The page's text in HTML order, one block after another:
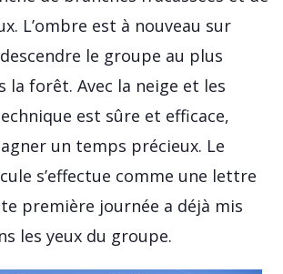
L’ombre est à nouveau sur
le groupe au plus
la forêt. Avec la neige et les
est sûre et efficace,
un temps précieux. Le
s’effectue comme une lettre
première journée a déjà mis
les yeux du groupe.